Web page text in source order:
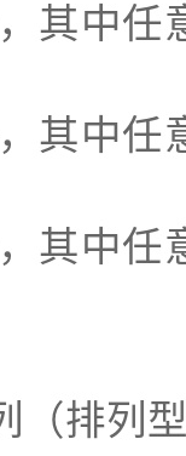
其中
其中
其中
（排列